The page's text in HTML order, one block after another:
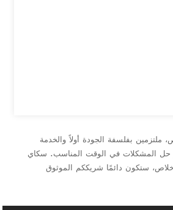
بفلسفة الجودة أولاً والخدمة
حل المشكلات في الوقت المناسب. سكاي
ستكون دائمًا شريككم الموثوق